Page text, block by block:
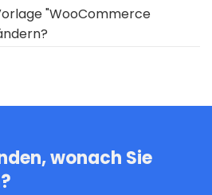
"WooCommerce
wonach Sie